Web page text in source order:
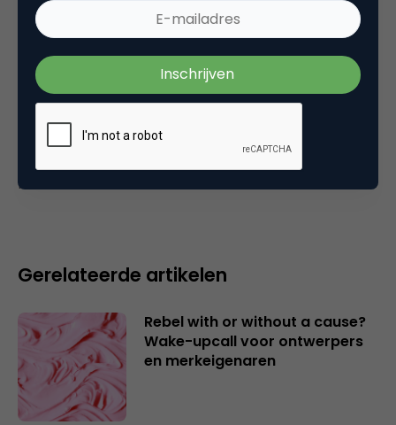
Commerce
om een reactie te
plaatsen.
Gerelateerde artikelen
Rebel with or without a cause?
Wake-upcall voor ontwerpers
en merkeigenaren